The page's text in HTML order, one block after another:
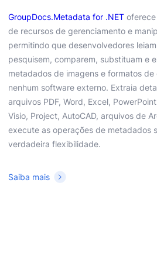
GroupDocs.Metadata for .NET
de recursos de gerenciamento e
permitindo que desenvolvedores
pesquisem, comparem, substituam e
metadados de imagens e formatos
nenhum software externo. Extraia
arquivos PDF, Word, Excel,
Visio, Project, AutoCAD, arquivos de
execute as operações de metadados
verdadeira flexibilidade.
Saiba mais